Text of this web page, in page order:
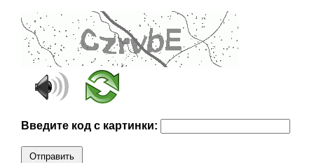
Введите код с картинки:
Отправить